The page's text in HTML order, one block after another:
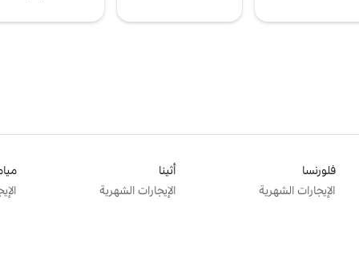
فلورنسا
الإيجارات الشهرية
أثينا
الإيجارات الشهرية